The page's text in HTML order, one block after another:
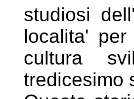
studiosi
localita' per
cultura
tredicesimo